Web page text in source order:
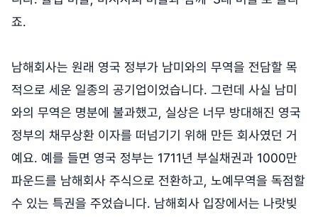
죠.
남해회사는 원래 영국 정부가 남미와의 무역을 전담할 목
적으로 세운 일종의 공기업이었습니다. 그런데 사실 남미
와의 무역은 명분에 불과했고, 실상은 너무 방대해진 영국
정부의 채무상환 이자를 떠넘기기 위해 만든 회사였던 거
예요. 예를 들면 영국 정부는 1711년 부실채권과 1000만
파운드를 남해회사 주식으로 전환하고, 노예무역을 독점할
수 있는 특권을 주었습니다. 남해회사 입장에서는 나랏빚